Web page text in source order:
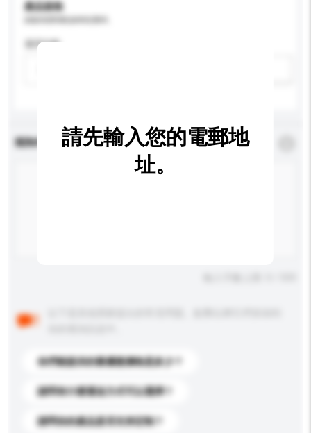
產品規格
適用年齡
查詢內容 *必須填寫
你們能提供的最優惠價格是多少？
請問有什麼運送方式可以選擇？
請問你的產品是否支持定制？
請先輸入您的電郵地
址。